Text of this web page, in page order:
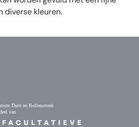
diverse kleuren.